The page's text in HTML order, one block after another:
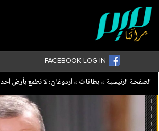
FACEBOOK LOG IN
Breadcrumb
الصفحة الرئيسية بطاقات أردوغان: لا نطمع بأرض أحد